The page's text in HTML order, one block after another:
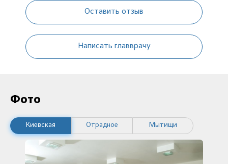
Оставить отзыв
Написать главврачу
Фото
Киевская Отрадное Мытищи